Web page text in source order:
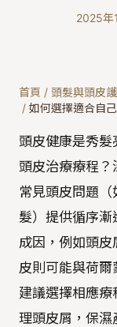
2025年
首頁 / 頭髮與頭皮
/ 如何選擇適合自
頭皮健康是秀髮
頭皮治療療程？
常見頭皮問題
髮）提供循序
成因，例如頭
皮則可能與荷
建議選擇相應
理頭皮屑，保濕